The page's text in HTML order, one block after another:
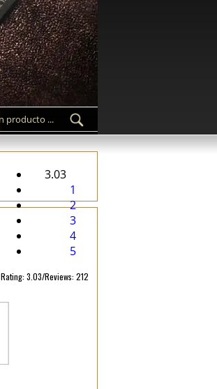
3.03
1
2
3
4
5
Rating: 3.03/Reviews: 212